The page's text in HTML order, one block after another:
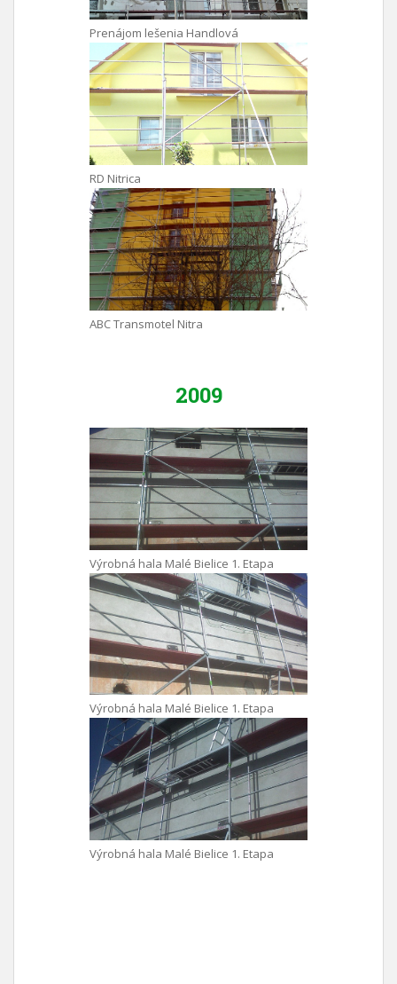
Prenájom lešenia Handlová
RD Nitrica
ABC Transmotel Nitra
2009
Výrobná hala Malé Bielice 1. Etapa
Výrobná hala Malé Bielice 1. Etapa
Výrobná hala Malé Bielice 1. Etapa